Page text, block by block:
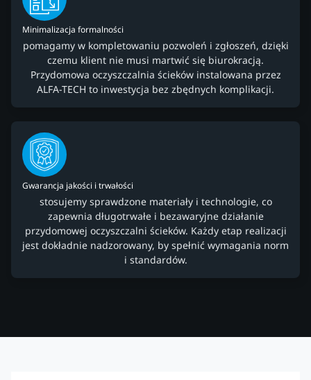
Minimalizacja formalności
pomagamy w kompletowaniu pozwoleń i zgłoszeń, dzięki
czemu klient nie musi martwić się biurokracją.
Przydomowa oczyszczalnia ścieków instalowana przez
ALFA-TECH to inwestycja bez zbędnych komplikacji.
Gwarancja jakości i trwałości
stosujemy sprawdzone materiały i technologie, co
zapewnia długotrwałe i bezawaryjne działanie
przydomowej oczyszczalni ścieków. Każdy etap realizacji
jest dokładnie nadzorowany, by spełnić wymagania norm
i standardów.